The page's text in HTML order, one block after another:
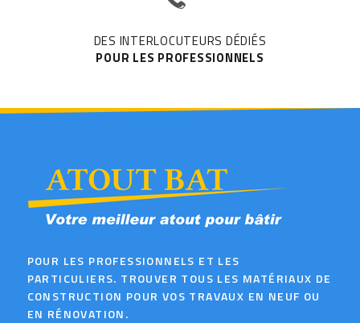
DES INTERLOCUTEURS DÉDIÉS
POUR LES PROFESSIONNELS
POUR LES PROFESSIONNELS ET LES
PARTICULIERS. TROUVER TOUS LES MATÉRIAUX DE
CONSTRUCTION POUR VOS TRAVAUX EN NEUF OU
EN RÉNOVATION.